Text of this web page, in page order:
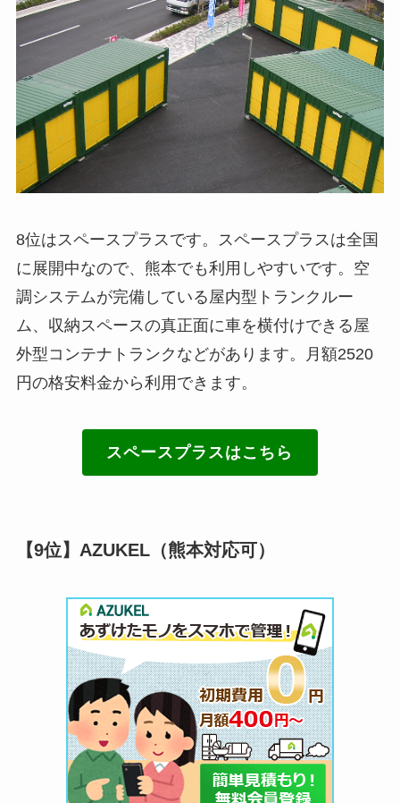
8位はスペースプラスです。スペースプラスは全国
に展開中なので、熊本でも利用しやすいです。空
調システムが完備している屋内型トランクルー
ム、収納スペースの真正面に車を横付けできる屋
外型コンテナトランクなどがあります。月額2520
円の格安料金から利用できます。
スペースプラスはこちら
【9位】AZUKEL（熊本対応可）